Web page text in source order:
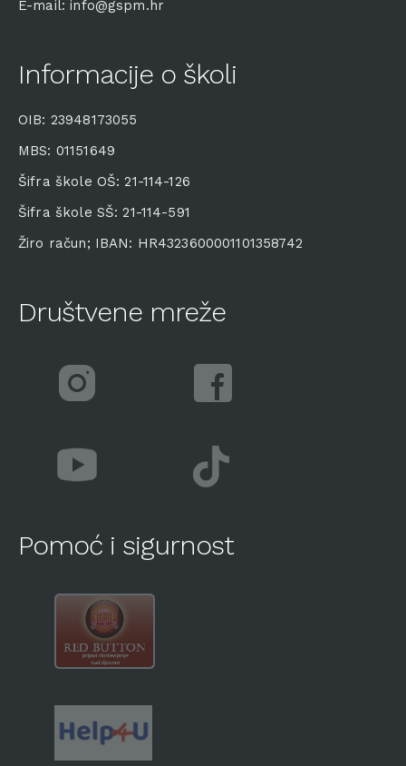
E-mail: info@gspm.hr
Informacije o školi
OIB: 23948173055
MBS: 01151649
Šifra škole OŠ: 21-114-126
Šifra škole SŠ: 21-114-591
Žiro račun; IBAN: HR4323600001101358742
Društvene mreže
Pomoć i sigurnost